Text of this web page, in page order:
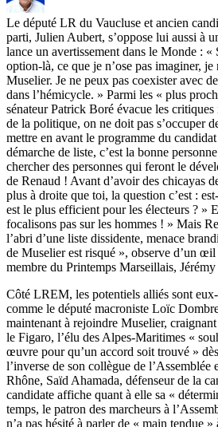
Le député LR du Vaucluse et ancien
parti, Julien Aubert, s’oppose lui aussi à
lance un avertissement dans le Monde : «
option-là, ce que je n’ose pas imaginer, je
Muselier. Je ne peux pas coexister avec
dans l’hémicycle. » Parmi les « plus
sénateur Patrick Boré évacue les
de la politique, on ne doit pas s’occuper
mettre en avant le programme du
démarche de liste, c’est la bonne
chercher des personnes qui feront le
de Renaud ! Avant d’avoir des chicayas
plus à droite que toi, la question c’est :
est le plus efficient pour les électeurs ? »
focalisons pas sur les hommes ! » Mais
l’abri d’une liste dissidente, menace
de Muselier est risqué », observe d’un
membre du Printemps Marseillais,
Côté LREM, les potentiels alliés sont
comme le député macroniste Loïc
maintenant à rejoindre Muselier,
le Figaro, l’élu des Alpes-Maritimes «
œuvre pour qu’un accord soit trouvé »
l’inverse de son collègue de l’Assemblée
Rhône, Saïd Ahamada, défenseur de la
candidate affiche quant à elle sa «
temps, le patron des marcheurs à
n’a pas hésité à parler de « main tendue